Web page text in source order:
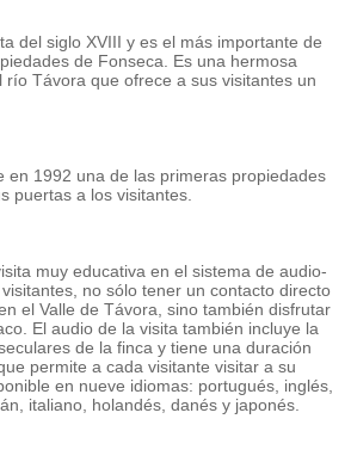
del siglo XVIII y es el más importante de
de Fonseca. Es una hermosa
río Távora que ofrece a sus visitantes un
en 1992 una de las primeras propiedades
puertas a los visitantes.
muy educativa en el sistema de audio-
no sólo tener un contacto directo
el Valle de Távora, sino también disfrutar
El audio de la visita también incluye la
de la finca y tiene una duración
permite a cada visitante visitar a su
en nueve idiomas: portugués, inglés,
italiano, holandés, danés y japonés.